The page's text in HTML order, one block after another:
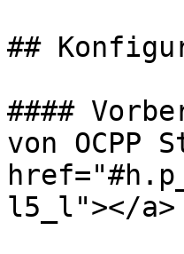
##
####
von OCPP
l5_l"></a>